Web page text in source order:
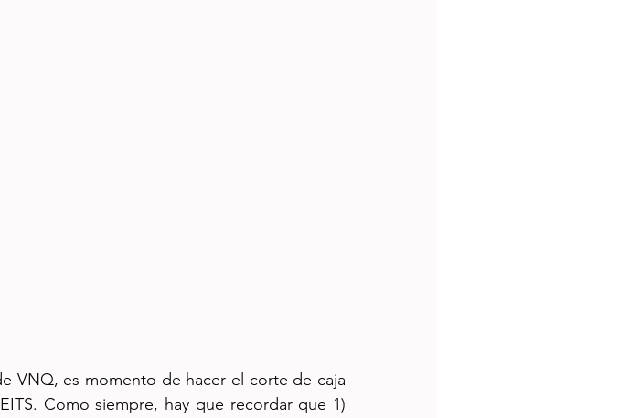
VNQ, es momento de hacer el corte de caja
Como siempre, hay que recordar que 1)